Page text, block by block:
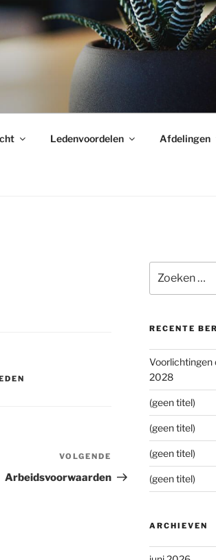
Ledenvoordelen Afdelingen
Volgend
bericht
VOLGENDE
Arbeidsvoorwaarden
naar:
RECENTE
Voorlichtingen
2028
(geen titel)
(geen titel)
(geen titel)
(geen titel)
ARCHIEVEN